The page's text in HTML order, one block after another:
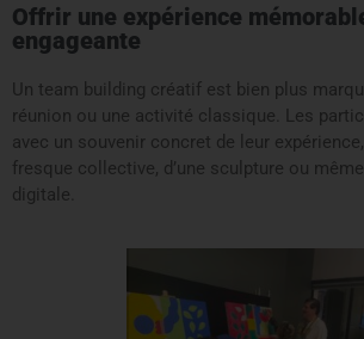
Offrir une expérience
engageante
Un team building créatif est bien plus
réunion ou une activité classique. Les
avec un souvenir concret de leur expérience,
fresque collective, d’une sculpture ou
digitale.